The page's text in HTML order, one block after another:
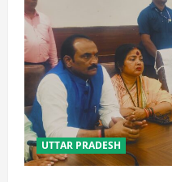
UTTAR PRADESH